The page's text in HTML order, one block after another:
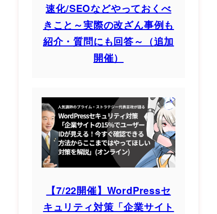
速化/SEOなどやっておくべ
きこと～実際の改ざん事例も
紹介・質問にも回答～（追加
開催）
【7/22開催】WordPressセ
キュリティ対策「企業サイト